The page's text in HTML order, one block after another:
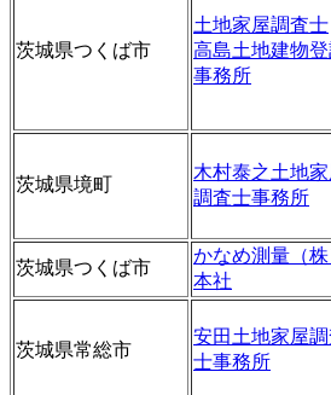
茨城県つくば市
土地家屋調査士
高島土地建物
事務所
茨城県境町
木村泰之土地
調査士事務所
茨城県つくば市
かなめ測量（株
本社
茨城県常総市
安田土地家屋調
士事務所